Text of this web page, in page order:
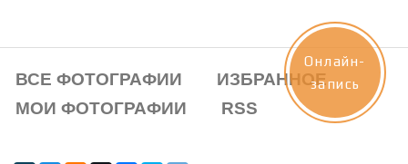
ВСЕ ФОТОГРАФИИ
ИЗБРАННОЕ
МОИ ФОТОГРАФИИ
RSS
Онлайн-
запись